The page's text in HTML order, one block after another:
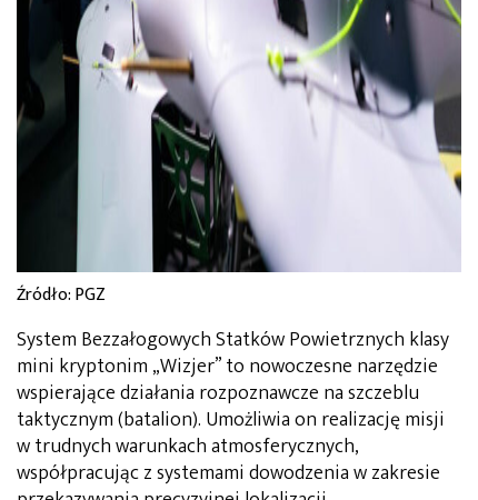
Źródło: PGZ
System Bezzałogowych Statków Powietrznych klasy
mini kryptonim „Wizjer” to nowoczesne narzędzie
wspierające działania rozpoznawcze na szczeblu
taktycznym (batalion). Umożliwia on realizację misji
w trudnych warunkach atmosferycznych,
współpracując z systemami dowodzenia w zakresie